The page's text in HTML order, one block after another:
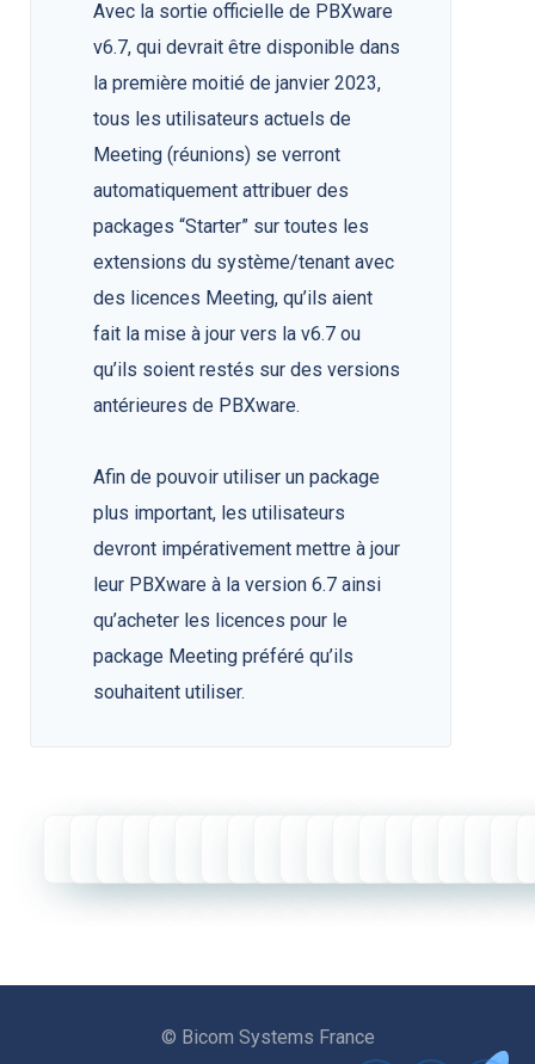
Avec la sortie officielle de PBXware
v6.7, qui devrait être disponible dans
la première moitié de janvier 2023,
tous les utilisateurs actuels de
Meeting (réunions) se verront
automatiquement attribuer des
packages “Starter” sur toutes les
extensions du système/tenant avec
des licences Meeting, qu’ils aient
fait la mise à jour vers la v6.7 ou
qu’ils soient restés sur des versions
antérieures de PBXware.
Afin de pouvoir utiliser un package
plus important, les utilisateurs
devront impérativement mettre à jour
leur PBXware à la version 6.7 ainsi
qu’acheter les licences pour le
package Meeting préféré qu’ils
souhaitent utiliser.
© Bicom Systems France